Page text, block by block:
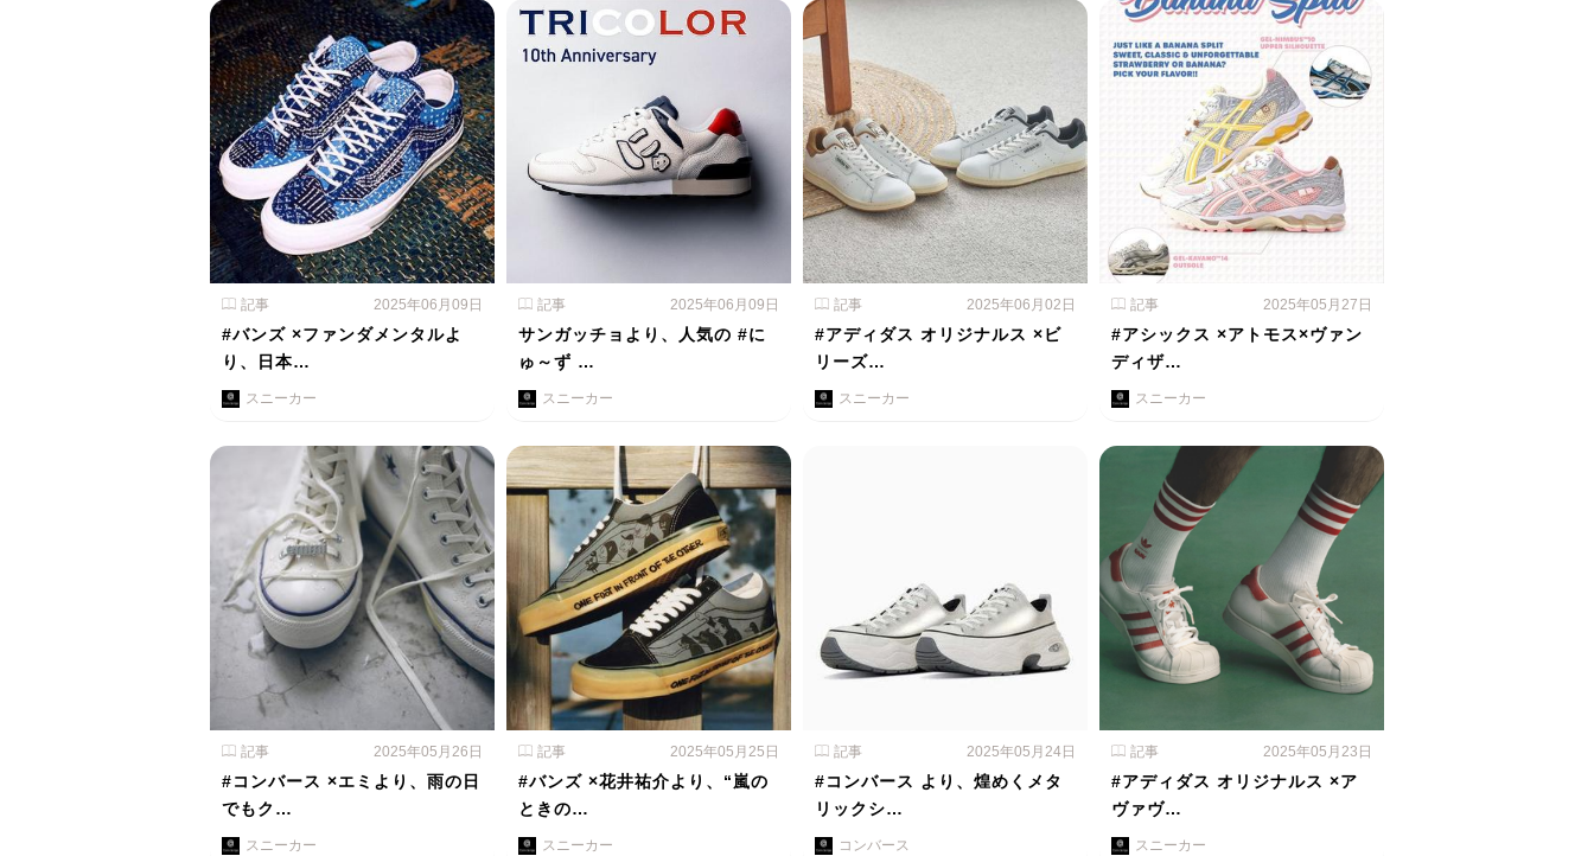
記事 2025年06月09日
#バンズ ×ファンダメンタルよ
り、日本…
スニーカー
記事 2025年06月09日
サンガッチョより、人気の #に
ゅ～ず …
スニーカー
記事 2025年06月02日
#アディダス オリジナルス ×ビ
リーズ…
スニーカー
記事 2025年05月27日
#アシックス ×アトモス×ヴァン
ディザ…
スニーカー
記事 2025年05月26日
#コンバース ×エミより、雨の日
でもク…
スニーカー
記事 2025年05月25日
#バンズ ×花井祐介より、“嵐の
ときの…
スニーカー
記事 2025年05月24日
#コンバース より、煌めくメタ
リックシ…
コンバース
記事 2025年05月23日
#アディダス オリジナルス ×ア
ヴァヴ…
スニーカー